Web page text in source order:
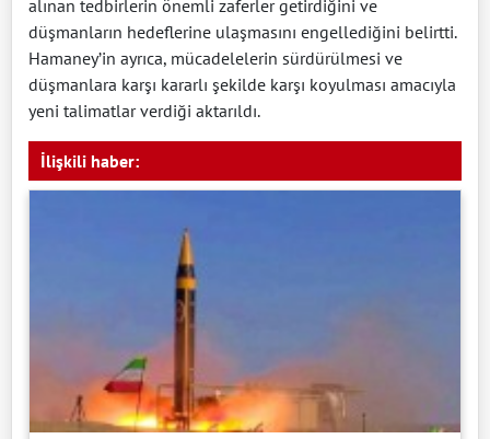
alınan tedbirlerin önemli zaferler getirdiğini ve
düşmanların hedeflerine ulaşmasını engellediğini belirtti.
Hamaney’in ayrıca, mücadelelerin sürdürülmesi ve
düşmanlara karşı kararlı şekilde karşı koyulması amacıyla
yeni talimatlar verdiği aktarıldı.
İlişkili haber: